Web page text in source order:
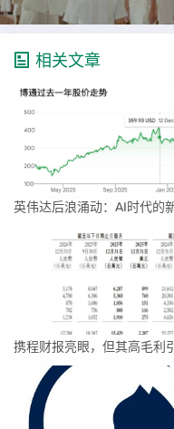
相关文章